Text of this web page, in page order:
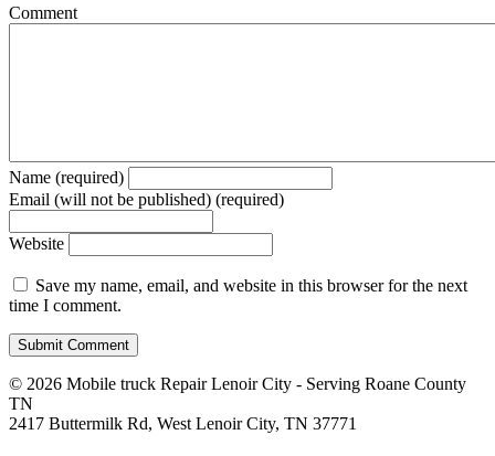
Comment
Name (required)
Email (will not be published) (required)
Website
Save my name, email, and website in this browser for the next
time I comment.
© 2026 Mobile truck Repair Lenoir City - Serving Roane County
TN
2417 Buttermilk Rd, West Lenoir City, TN 37771